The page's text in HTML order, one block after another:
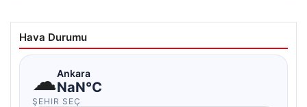
Hava Durumu
☁Ankara
NaN°C
ŞEHIR SEÇ